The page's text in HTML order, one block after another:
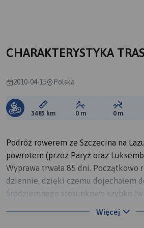
CHARAKTERYSTYKA
2010-04-15 Polska
Długość trasy:
3485 km Suma przewyższeń:
0 m Suma
0 m
Podróż rowerem ze Szczecina na
powrotem (przez Paryż oraz
Wyprawa trwała 85 dni. Początkowo
dziennie, dzięki czemu dojechałem
Śródziemnego stosunkowo szybko (w
ruszyłem w drogę powrotną do Polski.
Więcej